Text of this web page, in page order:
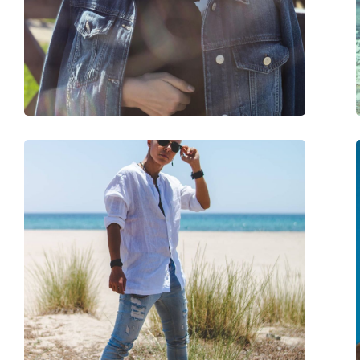
Marque:
Ray-Ban
Utilisation:
Mode
Disponible avec correction:
Non